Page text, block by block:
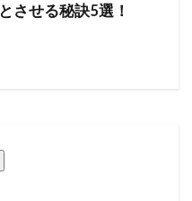
とさせる秘訣5選！